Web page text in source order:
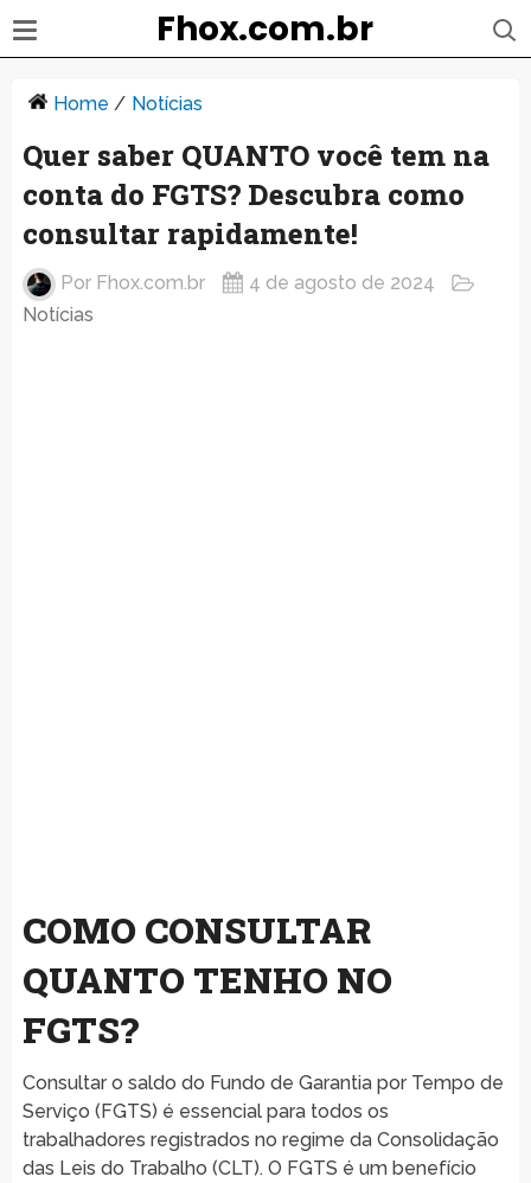
Fhox.com.br
Home / Notícias
Quer saber QUANTO você tem na
conta do FGTS? Descubra como
consultar rapidamente!
Por Fhox.com.br
4 de agosto de 2024
Notícias
COMO CONSULTAR
QUANTO TENHO NO
FGTS?
Consultar o saldo do Fundo de Garantia por Tempo de
Serviço (FGTS) é essencial para todos os
trabalhadores registrados no regime da Consolidação
das Leis do Trabalho (CLT). O FGTS é um benefício